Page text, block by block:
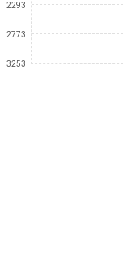
2293
2773
3253